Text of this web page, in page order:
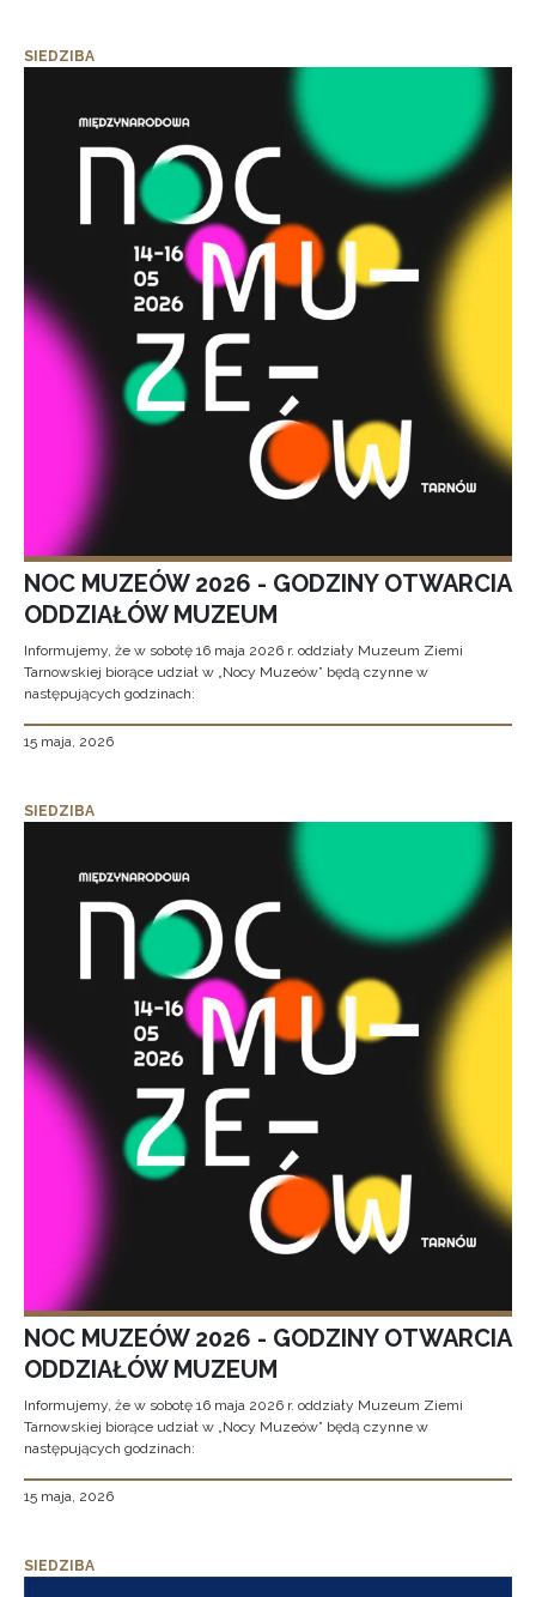
SIEDZIBA
NOC MUZEÓW 2026 - GODZINY OTWARCIA
ODDZIAŁÓW MUZEUM
Informujemy, że w sobotę 16 maja 2026 r. oddziały Muzeum Ziemi
Tarnowskiej biorące udział w „Nocy Muzeów” będą czynne w
następujących godzinach:
15 maja, 2026
SIEDZIBA
NOC MUZEÓW 2026 - GODZINY OTWARCIA
ODDZIAŁÓW MUZEUM
Informujemy, że w sobotę 16 maja 2026 r. oddziały Muzeum Ziemi
Tarnowskiej biorące udział w „Nocy Muzeów” będą czynne w
następujących godzinach:
15 maja, 2026
SIEDZIBA